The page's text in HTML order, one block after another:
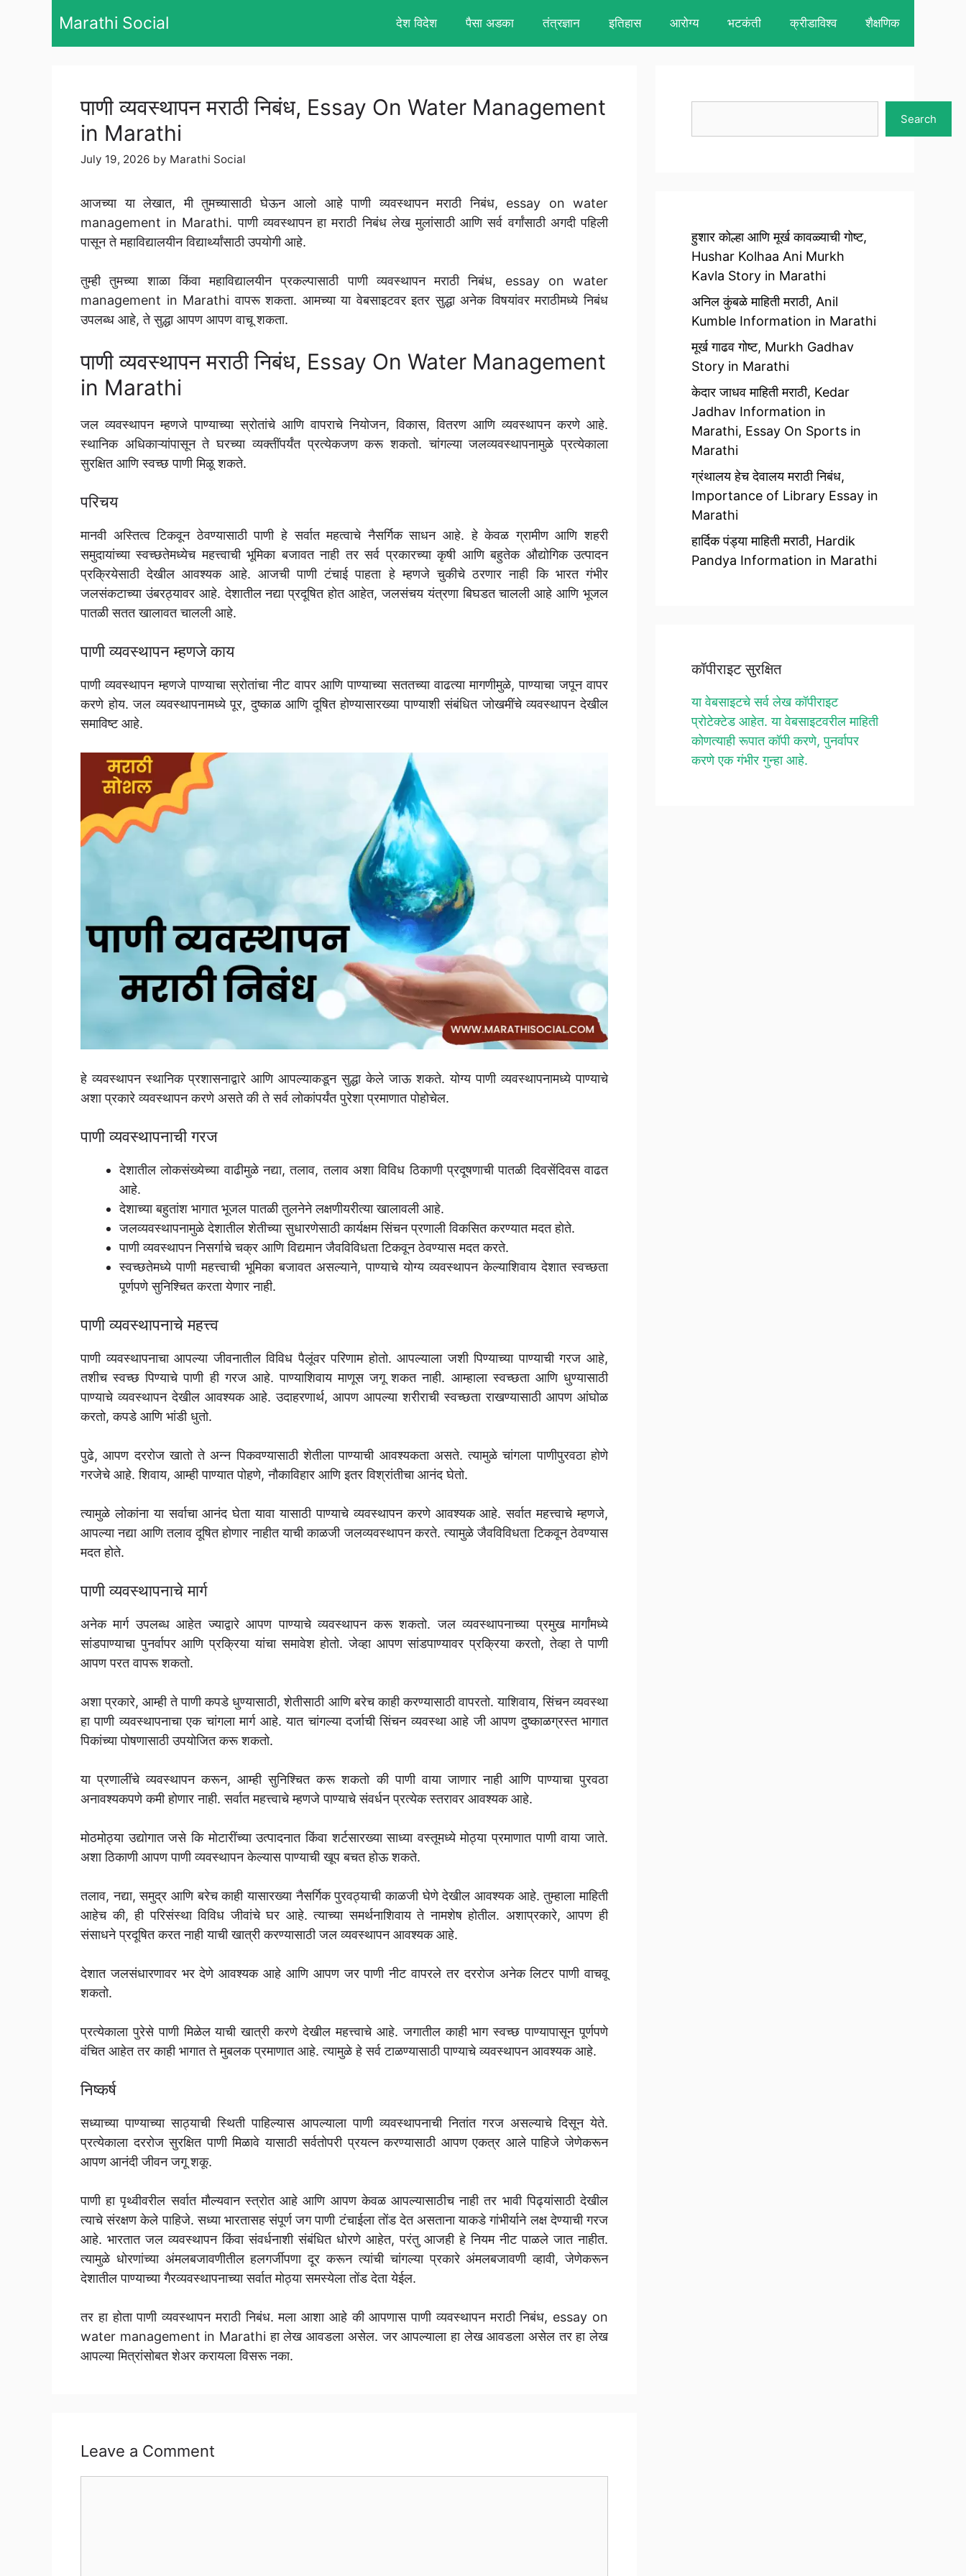
Marathi Social देश विदेश पैसा अडका तंत्रज्ञान इतिहास आरोग्य भटकंती क्रीडाविश्व शैक्षणिक
पाणी व्यवस्थापन मराठी निबंध, Essay On Water Management
in Marathi
July 19, 2026 by Marathi Social
आजच्या या लेखात, मी तुमच्यासाठी घेऊन आलो आहे पाणी व्यवस्थापन मराठी निबंध, essay on water
management in Marathi. पाणी व्यवस्थापन हा मराठी निबंध लेख मुलांसाठी आणि सर्व वर्गांसाठी अगदी पहिली
पासून ते महाविद्यालयीन विद्यार्थ्यांसाठी उपयोगी आहे.
तुम्ही तुमच्या शाळा किंवा महाविद्यालयीन प्रकल्पासाठी पाणी व्यवस्थापन मराठी निबंध, essay on water
management in Marathi वापरू शकता. आमच्या या वेबसाइटवर इतर सुद्धा अनेक विषयांवर मराठीमध्ये निबंध
उपलब्ध आहे, ते सुद्धा आपण आपण वाचू शकता.
पाणी व्यवस्थापन मराठी निबंध, Essay On Water Management
in Marathi
जल व्यवस्थापन म्हणजे पाण्याच्या स्रोतांचे आणि वापराचे नियोजन, विकास, वितरण आणि व्यवस्थापन करणे आहे.
स्थानिक अधिकाऱ्यांपासून ते घरच्या व्यक्तींपर्यंत प्रत्येकजण करू शकतो. चांगल्या जलव्यवस्थापनामुळे प्रत्येकाला
सुरक्षित आणि स्वच्छ पाणी मिळू शकते.
परिचय
मानवी अस्तित्व टिकवून ठेवण्यासाठी पाणी हे सर्वात महत्वाचे नैसर्गिक साधन आहे. हे केवळ ग्रामीण आणि शहरी
समुदायांच्या स्वच्छतेमध्येच महत्त्वाची भूमिका बजावत नाही तर सर्व प्रकारच्या कृषी आणि बहुतेक औद्योगिक उत्पादन
प्रक्रियेसाठी देखील आवश्यक आहे. आजची पाणी टंचाई पाहता हे म्हणजे चुकीचे ठरणार नाही कि भारत गंभीर
जलसंकटाच्या उंबरठ्यावर आहे. देशातील नद्या प्रदूषित होत आहेत, जलसंचय यंत्रणा बिघडत चालली आहे आणि भूजल
पातळी सतत खालावत चालली आहे.
पाणी व्यवस्थापन म्हणजे काय
पाणी व्यवस्थापन म्हणजे पाण्याचा स्रोतांचा नीट वापर आणि पाण्याच्या सततच्या वाढत्या मागणीमुळे, पाण्याचा जपून वापर
करणे होय. जल व्यवस्थापनामध्ये पूर, दुष्काळ आणि दूषित होण्यासारख्या पाण्याशी संबंधित जोखमींचे व्यवस्थापन देखील
समाविष्ट आहे.
हे व्यवस्थापन स्थानिक प्रशासनाद्वारे आणि आपल्याकडून सुद्धा केले जाऊ शकते. योग्य पाणी व्यवस्थापनामध्ये पाण्याचे
अशा प्रकारे व्यवस्थापन करणे असते की ते सर्व लोकांपर्यंत पुरेशा प्रमाणात पोहोचेल.
पाणी व्यवस्थापनाची गरज
देशातील लोकसंख्येच्या वाढीमुळे नद्या, तलाव, तलाव अशा विविध ठिकाणी प्रदूषणाची पातळी दिवसेंदिवस वाढत
आहे.
देशाच्या बहुतांश भागात भूजल पातळी तुलनेने लक्षणीयरीत्या खालावली आहे.
जलव्यवस्थापनामुळे देशातील शेतीच्या सुधारणेसाठी कार्यक्षम सिंचन प्रणाली विकसित करण्यात मदत होते.
पाणी व्यवस्थापन निसर्गाचे चक्र आणि विद्यमान जैवविविधता टिकवून ठेवण्यास मदत करते.
स्वच्छतेमध्ये पाणी महत्त्वाची भूमिका बजावत असल्याने, पाण्याचे योग्य व्यवस्थापन केल्याशिवाय देशात स्वच्छता
पूर्णपणे सुनिश्चित करता येणार नाही.
पाणी व्यवस्थापनाचे महत्त्व
पाणी व्यवस्थापनाचा आपल्या जीवनातील विविध पैलूंवर परिणाम होतो. आपल्याला जशी पिण्याच्या पाण्याची गरज आहे,
तशीच स्वच्छ पिण्याचे पाणी ही गरज आहे. पाण्याशिवाय माणूस जगू शकत नाही. आम्हाला स्वच्छता आणि धुण्यासाठी
पाण्याचे व्यवस्थापन देखील आवश्यक आहे. उदाहरणार्थ, आपण आपल्या शरीराची स्वच्छता राखण्यासाठी आपण आंघोळ
करतो, कपडे आणि भांडी धुतो.
पुढे, आपण दररोज खातो ते अन्न पिकवण्यासाठी शेतीला पाण्याची आवश्यकता असते. त्यामुळे चांगला पाणीपुरवठा होणे
गरजेचे आहे. शिवाय, आम्ही पाण्यात पोहणे, नौकाविहार आणि इतर विश्रांतीचा आनंद घेतो.
त्यामुळे लोकांना या सर्वाचा आनंद घेता यावा यासाठी पाण्याचे व्यवस्थापन करणे आवश्यक आहे. सर्वात महत्त्वाचे म्हणजे,
आपल्या नद्या आणि तलाव दूषित होणार नाहीत याची काळजी जलव्यवस्थापन करते. त्यामुळे जैवविविधता टिकवून ठेवण्यास
मदत होते.
पाणी व्यवस्थापनाचे मार्ग
अनेक मार्ग उपलब्ध आहेत ज्याद्वारे आपण पाण्याचे व्यवस्थापन करू शकतो. जल व्यवस्थापनाच्या प्रमुख मार्गांमध्ये
सांडपाण्याचा पुनर्वापर आणि प्रक्रिया यांचा समावेश होतो. जेव्हा आपण सांडपाण्यावर प्रक्रिया करतो, तेव्हा ते पाणी
आपण परत वापरू शकतो.
अशा प्रकारे, आम्ही ते पाणी कपडे धुण्यासाठी, शेतीसाठी आणि बरेच काही करण्यासाठी वापरतो. याशिवाय, सिंचन व्यवस्था
हा पाणी व्यवस्थापनाचा एक चांगला मार्ग आहे. यात चांगल्या दर्जाची सिंचन व्यवस्था आहे जी आपण दुष्काळग्रस्त भागात
पिकांच्या पोषणासाठी उपयोजित करू शकतो.
या प्रणालींचे व्यवस्थापन करून, आम्ही सुनिश्चित करू शकतो की पाणी वाया जाणार नाही आणि पाण्याचा पुरवठा
अनावश्यकपणे कमी होणार नाही. सर्वात महत्त्वाचे म्हणजे पाण्याचे संवर्धन प्रत्येक स्तरावर आवश्यक आहे.
मोठमोठ्या उद्योगात जसे कि मोटारींच्या उत्पादनात किंवा शर्टसारख्या साध्या वस्तूमध्ये मोठ्या प्रमाणात पाणी वाया जाते.
अशा ठिकाणी आपण पाणी व्यवस्थापन केल्यास पाण्याची खूप बचत होऊ शकते.
तलाव, नद्या, समुद्र आणि बरेच काही यासारख्या नैसर्गिक पुरवठ्याची काळजी घेणे देखील आवश्यक आहे. तुम्हाला माहिती
आहेच की, ही परिसंस्था विविध जीवांचे घर आहे. त्याच्या समर्थनाशिवाय ते नामशेष होतील. अशाप्रकारे, आपण ही
संसाधने प्रदूषित करत नाही याची खात्री करण्यासाठी जल व्यवस्थापन आवश्यक आहे.
देशात जलसंधारणावर भर देणे आवश्यक आहे आणि आपण जर पाणी नीट वापरले तर दररोज अनेक लिटर पाणी वाचवू
शकतो.
प्रत्येकाला पुरेसे पाणी मिळेल याची खात्री करणे देखील महत्त्वाचे आहे. जगातील काही भाग स्वच्छ पाण्यापासून पूर्णपणे
वंचित आहेत तर काही भागात ते मुबलक प्रमाणात आहे. त्यामुळे हे सर्व टाळण्यासाठी पाण्याचे व्यवस्थापन आवश्यक आहे.
निष्कर्ष
सध्याच्या पाण्याच्या साठ्याची स्थिती पाहिल्यास आपल्याला पाणी व्यवस्थापनाची नितांत गरज असल्याचे दिसून येते.
प्रत्येकाला दररोज सुरक्षित पाणी मिळावे यासाठी सर्वतोपरी प्रयत्न करण्यासाठी आपण एकत्र आले पाहिजे जेणेकरून
आपण आनंदी जीवन जगू शकू.
पाणी हा पृथ्वीवरील सर्वात मौल्यवान स्त्रोत आहे आणि आपण केवळ आपल्यासाठीच नाही तर भावी पिढ्यांसाठी देखील
त्याचे संरक्षण केले पाहिजे. सध्या भारतासह संपूर्ण जग पाणी टंचाईला तोंड देत असताना याकडे गांभीर्याने लक्ष देण्याची गरज
आहे. भारतात जल व्यवस्थापन किंवा संवर्धनाशी संबंधित धोरणे आहेत, परंतु आजही हे नियम नीट पाळले जात नाहीत.
त्यामुळे धोरणांच्या अंमलबजावणीतील हलगर्जीपणा दूर करून त्यांची चांगल्या प्रकारे अंमलबजावणी व्हावी, जेणेकरून
देशातील पाण्याच्या गैरव्यवस्थापनाच्या सर्वात मोठ्या समस्येला तोंड देता येईल.
तर हा होता पाणी व्यवस्थापन मराठी निबंध. मला आशा आहे की आपणास पाणी व्यवस्थापन मराठी निबंध, essay on
water management in Marathi हा लेख आवडला असेल. जर आपल्याला हा लेख आवडला असेल तर हा लेख
आपल्या मित्रांसोबत शेअर करायला विसरू नका.
Leave a Comment
Search
हुशार कोल्हा आणि मूर्ख कावळ्याची गोष्ट,
Hushar Kolhaa Ani Murkh
Kavla Story in Marathi
अनिल कुंबळे माहिती मराठी, Anil
Kumble Information in Marathi
मूर्ख गाढव गोष्ट, Murkh Gadhav
Story in Marathi
केदार जाधव माहिती मराठी, Kedar
Jadhav Information in
Marathi, Essay On Sports in
Marathi
ग्रंथालय हेच देवालय मराठी निबंध,
Importance of Library Essay in
Marathi
हार्दिक पंड्या माहिती मराठी, Hardik
Pandya Information in Marathi
कॉपीराइट सुरक्षित
या वेबसाइटचे सर्व लेख कॉपीराइट
प्रोटेक्टेड आहेत. या वेबसाइटवरील माहिती
कोणत्याही रूपात कॉपी करणे, पुनर्वापर
करणे एक गंभीर गुन्हा आहे.